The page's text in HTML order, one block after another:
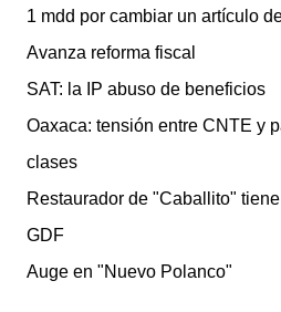
1 mdd por cambiar un artículo
Avanza reforma fiscal
SAT: la IP abuso de beneficios
Oaxaca: tensión entre CNTE y
clases
Restaurador de "Caballito"
GDF
Auge en "Nuevo Polanco"